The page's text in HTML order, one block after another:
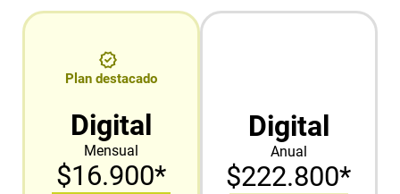
Plan destacado
Digital
Mensual
$16.900*
Digital
Anual
$222.800*